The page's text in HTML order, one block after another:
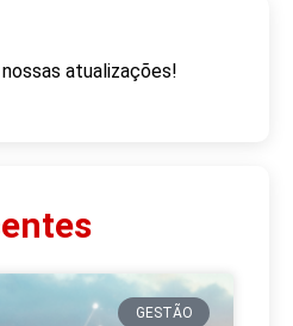
atualizações!
GESTÃO